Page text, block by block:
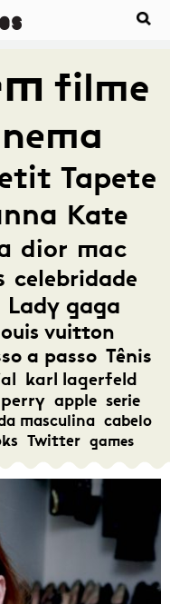
filme
Tapete
Kate
dior mac
celebridade
Lady gaga
vuitton
a passo Tênis
karl lagerfeld
apple serie
masculina cabelo
Twitter games